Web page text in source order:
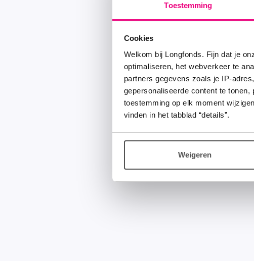
Toestemming
Cookies
Welkom bij Longfonds. Fijn dat je
optimaliseren, het webverkeer te
partners gegevens zoals je IP-
gepersonaliseerde content te
toestemming op elk moment
vinden in het tabblad “details”.
Weigeren